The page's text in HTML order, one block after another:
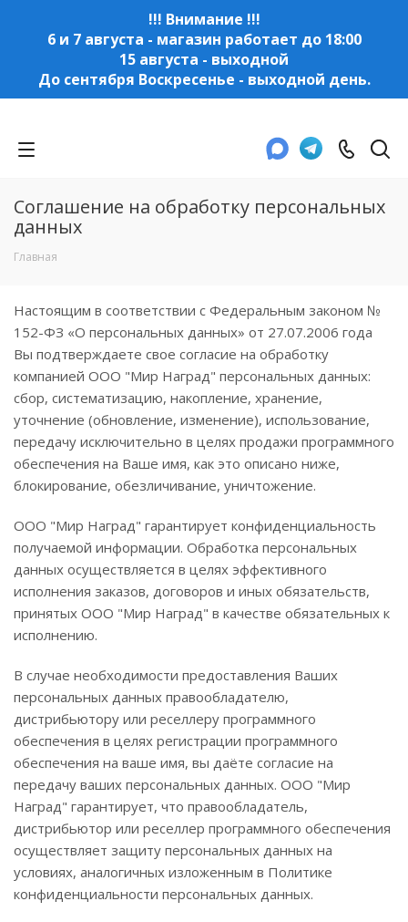
!!! Внимание !!!
6 и 7 августа - магазин работает до 18:00
15 августа - выходной
До сентября Воскресенье - выходной день.
Соглашение на обработку персональных
данных
Главная
Настоящим в соответствии с Федеральным законом №
152-ФЗ «О персональных данных» от 27.07.2006 года
Вы подтверждаете свое согласие на обработку
компанией ООО "Мир Наград" персональных данных:
сбор, систематизацию, накопление, хранение,
уточнение (обновление, изменение), использование,
передачу исключительно в целях продажи программного
обеспечения на Ваше имя, как это описано ниже,
блокирование, обезличивание, уничтожение.
ООО "Мир Наград" гарантирует конфиденциальность
получаемой информации. Обработка персональных
данных осуществляется в целях эффективного
исполнения заказов, договоров и иных обязательств,
принятых ООО "Мир Наград" в качестве обязательных к
исполнению.
В случае необходимости предоставления Ваших
персональных данных правообладателю,
дистрибьютору или реселлеру программного
обеспечения в целях регистрации программного
обеспечения на ваше имя, вы даёте согласие на
передачу ваших персональных данных. ООО "Мир
Наград" гарантирует, что правообладатель,
дистрибьютор или реселлер программного обеспечения
осуществляет защиту персональных данных на
условиях, аналогичных изложенным в Политике
конфиденциальности персональных данных.